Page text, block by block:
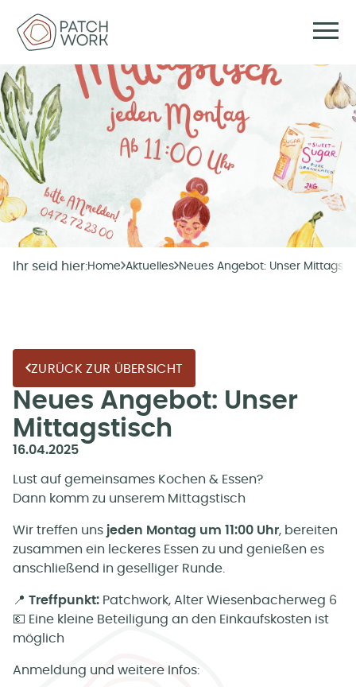
Ihr seid hier:Home Aktuelles Neues Angebot: Unser
ZURÜCK ZUR ÜBERSICHT
Neues Angebot: Unser
Mittagstisch
16.04.2025
Lust auf gemeinsames Kochen & Essen?
Dann komm zu unserem Mittagstisch
Wir treffen uns jeden Montag um 11:00 Uhr, bereiten
zusammen ein leckeres Essen zu und genießen es
anschließend in geselliger Runde.
📍 Treffpunkt: Patchwork, Alter Wiesenbacherweg 6
💶 Eine kleine Beteiligung an den Einkaufskosten ist
möglich
Anmeldung und weitere Infos: